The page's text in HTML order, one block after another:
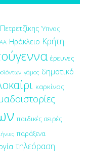
Ύπνος
Ηράκλειο Κρήτη
έρευνες
γάμος δημοτικό
καρκίνος
παιδικές σειρές
παράξενα
τηλεόραση